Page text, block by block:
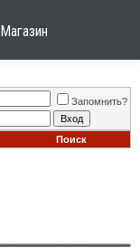
Магазин
Запомнить?
Поиск